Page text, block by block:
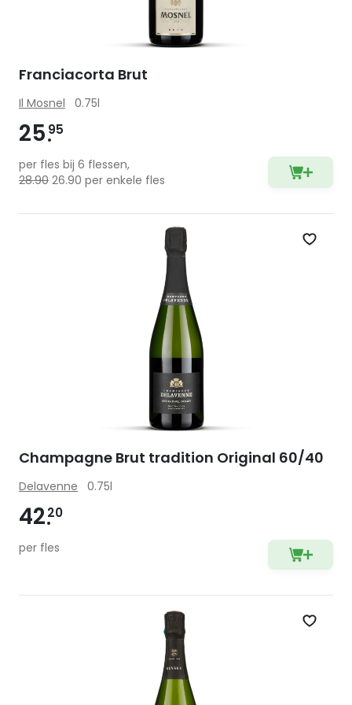
Franciacorta Brut
Il Mosnel 0.75l
25 95
per fles bij 6 flessen,
28.90 26.90 per enkele fles
Zet
Champagne Brut tradition Original 60/40
Delavenne 0.75l
4220
per fles
Zet